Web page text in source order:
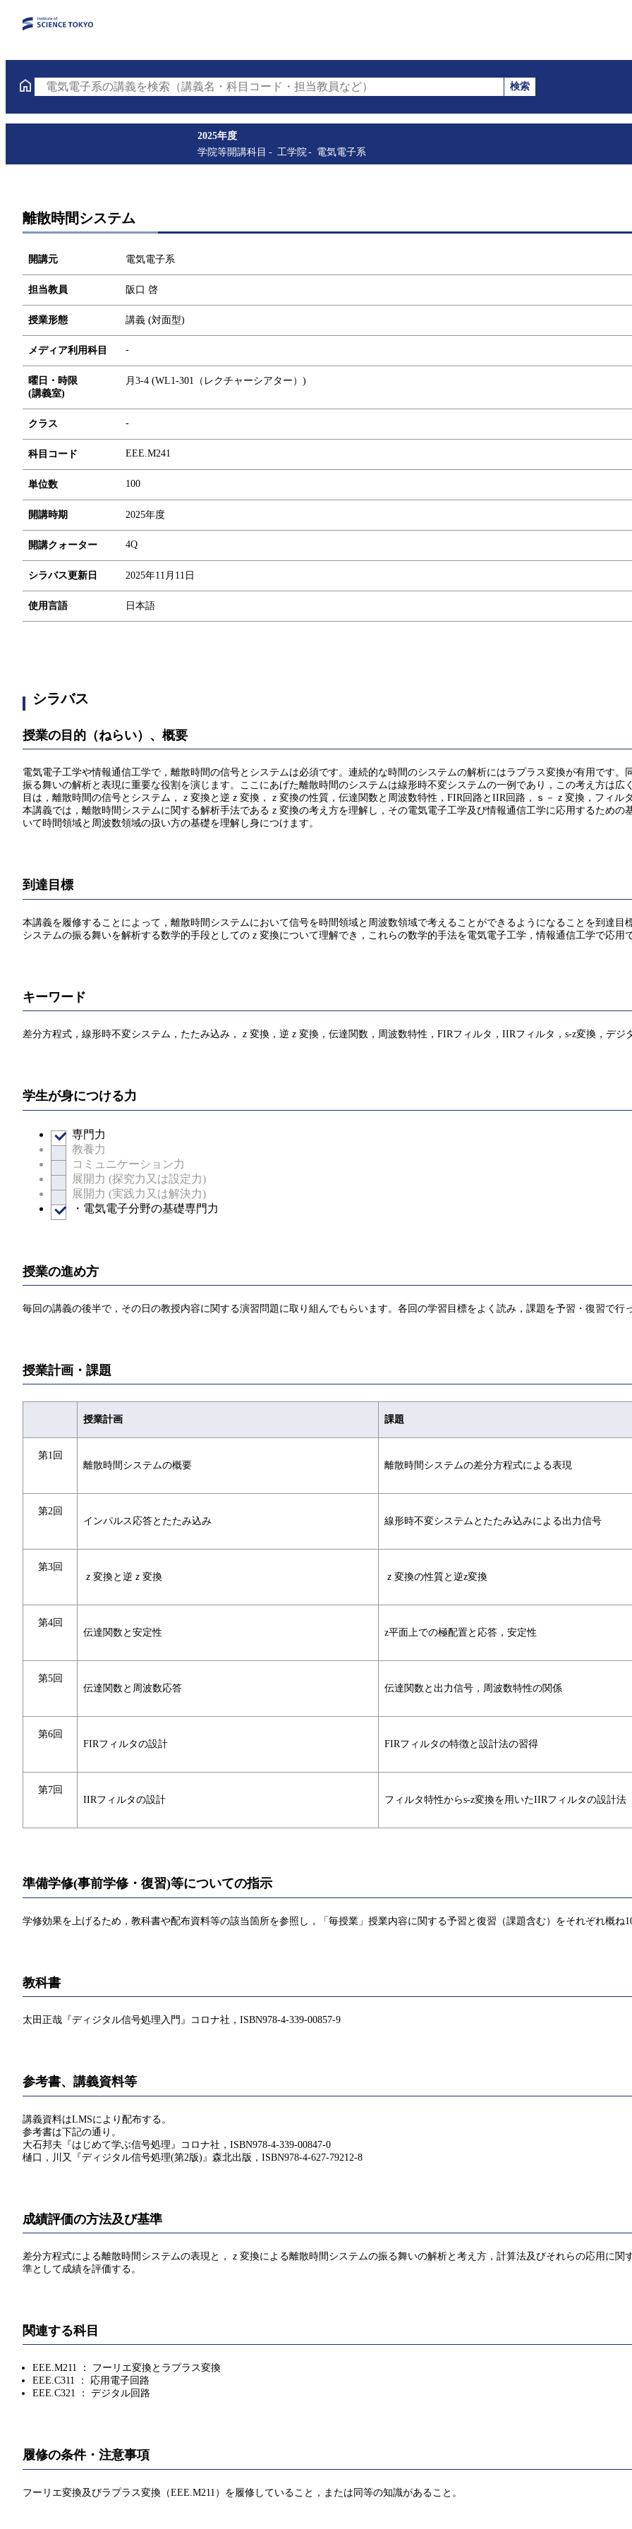
電気電子系の講義を検索（講義名・科目コード・担当教員など）
検索
2025年度
学院等開講科目
工学院 電気電子系
離散時間システム
開講元 電気電子系
担当教員 阪口 啓
授業形態 講義 (対面型)
メディア利用科目 -
曜日・時限
(講義室)
月3-4 (WL1-301（レクチャーシアター）)
クラス -
科目コード EEE.M241
単位数 100
開講時期 2025年度
開講クォーター 4Q
シラバス更新日 2025年11月11日
使用言語 日本語
シラバス
授業の目的（ねらい）、概要
電気電子工学や情報通信工学で，離散時間の信号とシステムは必須です。連続的な時間のシステムの解析にはラプラス変換が有用です
振る舞いの解析と表現に重要な役割を演じます。ここにあげた離散時間のシステムは線形時不変システムの一例であり，この考え方は
目は，離散時間の信号とシステム，ｚ変換と逆ｚ変換，ｚ変換の性質，伝達関数と周波数特性，FIR回路とIIR回路，ｓ－ｚ変換，フィル
本講義では，離散時間システムに関する解析手法であるｚ変換の考え方を理解し，その電気電子工学及び情報通信工学に応用するため
いて時間領域と周波数領域の扱い方の基礎を理解し身につけます。
到達目標
本講義を履修することによって，離散時間システムにおいて信号を時間領域と周波数領域で考えることができるようになることを到達
システムの振る舞いを解析する数学的手段としてのｚ変換について理解でき，これらの数学的手法を電気電子工学，情報通信工学で応用
キーワード
差分方程式，線形時不変システム，たたみ込み，ｚ変換，逆ｚ変換，伝達関数，周波数特性，FIRフィルタ，IIRフィルタ，s-z変換，デ
学生が身につける力
専門力
教養力
コミュニケーション力
展開力 (探究力又は設定力)
展開力 (実践力又は解決力)
・電気電子分野の基礎専門力
授業の進め方
毎回の講義の後半で，その日の教授内容に関する演習問題に取り組んでもらいます。各回の学習目標をよく読み，課題を予習・復習で行
授業計画・課題
授業計画 課題
第1回
離散時間システムの概要
離散時間システムの差分方程式による表現
第2回
インパルス応答とたたみ込み
線形時不変システムとたたみ込みによる出力信号
第3回
ｚ変換と逆ｚ変換
ｚ変換の性質と逆z変換
第4回
伝達関数と安定性
z平面上での極配置と応答，安定性
第5回
伝達関数と周波数応答
伝達関数と出力信号，周波数特性の関係
第6回
FIRフィルタの設計
FIRフィルタの特徴と設計法の習得
第7回
IIRフィルタの設計
フィルタ特性からs-z変換を用いたIIRフィルタの設計法
準備学修(事前学修・復習)等についての指示
学修効果を上げるため，教科書や配布資料等の該当箇所を参照し，「毎授業」授業内容に関する予習と復習（課題含む）をそれぞれ概ね
教科書
太田正哉『ディジタル信号処理入門』コロナ社，ISBN978-4-339-00857-9
参考書、講義資料等
講義資料はLMSにより配布する。
参考書は下記の通り。
大石邦夫『はじめて学ぶ信号処理』コロナ社，ISBN978-4-339-00847-0
樋口，川又『ディジタル信号処理(第2版)』森北出版，ISBN978-4-627-79212-8
成績評価の方法及び基準
差分方程式による離散時間システムの表現と，ｚ変換による離散時間システムの振る舞いの解析と考え方，計算法及びそれらの応用に
準として成績を評価する。
関連する科目
EEE.M211 ： フーリエ変換とラプラス変換
EEE.C311 ： 応用電子回路
EEE.C321 ： デジタル回路
履修の条件・注意事項
フーリエ変換及びラプラス変換（EEE.M211）を履修していること，または同等の知識があること。